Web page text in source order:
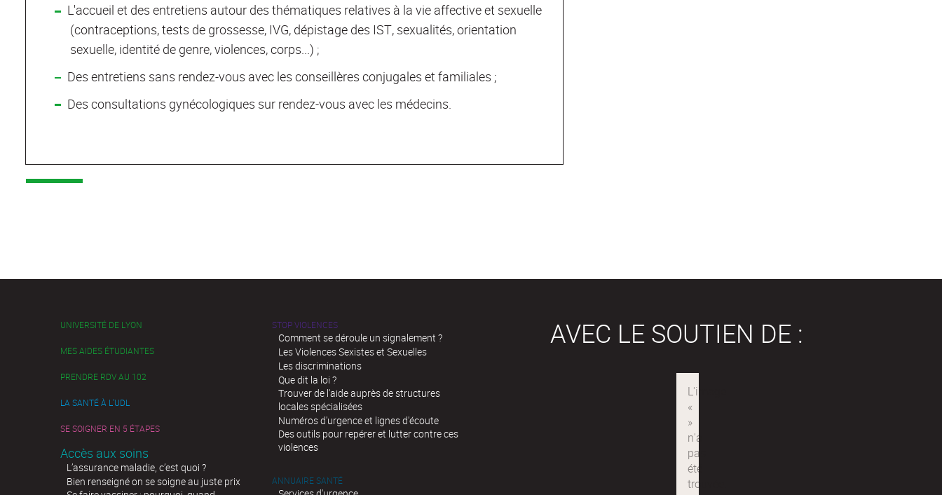
L'accueil et des entretiens autour des thématiques relatives à la vie affective et sexuelle
(contraceptions, tests de grossesse, IVG, dépistage des IST, sexualités, orientation
sexuelle, identité de genre, violences, corps...) ;
Des entretiens sans rendez-vous avec les conseillères conjugales et familiales ;
Des consultations gynécologiques sur rendez-vous avec les médecins.
UNIVERSITÉ DE LYON
MES AIDES ÉTUDIANTES
PRENDRE RDV AU 102
LA SANTÉ À L'UDL
SE SOIGNER EN 5 ÉTAPES
Accès aux soins
L’assurance maladie, c’est quoi ?
Bien renseigné on se soigne au juste prix
STOP VIOLENCES
Comment se déroule un signalement ?
Les Violences Sexistes et Sexuelles
Les discriminations
Que dit la loi ?
Trouver de l'aide auprès de structures
locales spécialisées
Numéros d'urgence et lignes d'écoute
Des outils pour repérer et lutter contre ces
violences
ANNUAIRE SANTÉ
AVEC LE SOUTIEN DE :